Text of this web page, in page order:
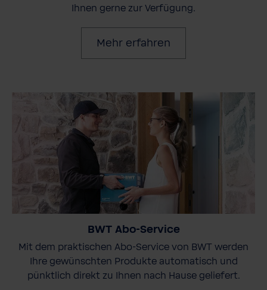
Ihnen gerne zur Verfügung.
Mehr erfahren
BWT Abo-Service
Mit dem praktischen Abo-Service von BWT werden
Ihre gewünschten Produkte automatisch und
pünktlich direkt zu Ihnen nach Hause geliefert.